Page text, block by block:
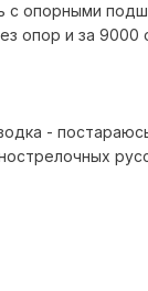
с опорными
опор и за
-